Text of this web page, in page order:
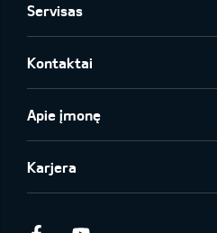
Servisas
Kontaktai
Apie įmonę
Karjera